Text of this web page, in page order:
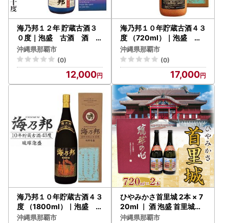
海乃邦１２年 貯蔵古酒３
０度｜泡盛 古酒 酒 人
気
沖縄県那覇市
(0)
12,000
海乃邦１０年貯蔵古酒４３
度 （720ml）｜泡盛 古
酒 酒 人気
沖縄県那覇市
(0)
17,000
海乃邦１０年貯蔵古酒４３
度 （1800ml）｜泡盛 古
酒 酒 人気
沖縄県那覇市
ひやみかさ首里城 2本 × 7
20ml ｜ 酒 泡盛 首里城再
建泡盛 限定 人気
沖縄県那覇市